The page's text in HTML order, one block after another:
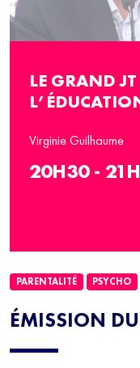
ÉMISSION
PARENTALITÉ PSYCHO
LE GRAND JT
Virginie Guilhaume
20H30 -